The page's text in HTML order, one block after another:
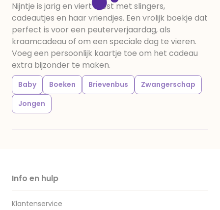
Nijntje is jarig en viert feest met slingers,
cadeautjes en haar vriendjes. Een vrolijk boekje dat
perfect is voor een peuterverjaardag, als
kraamcadeau of om een speciale dag te vieren.
Voeg een persoonlijk kaartje toe om het cadeau
extra bijzonder te maken.
Baby Boeken Brievenbus
Zwangerschap
Jongen
Info en hulp
Klantenservice